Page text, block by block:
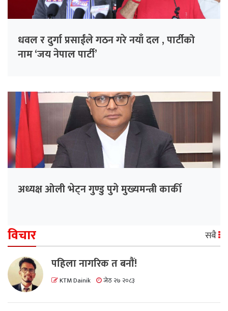
धवल र दुर्गा प्रसाईंले गठन गरे नयाँ दल , पार्टीको
नाम ‘जय नेपाल पार्टी’
अध्यक्ष ओली भेट्न गुण्डु पुगे मुख्यमन्त्री कार्की
विचार सबै
पहिला नागरिक त बनाैं!
KTM Dainik जेठ २७ २०८३